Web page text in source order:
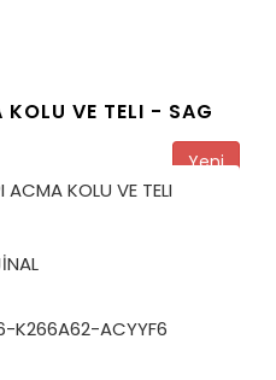
VE TELI - SAG
Yeni
ACMA KOLU VE TELI
K266A62-ACYYF6